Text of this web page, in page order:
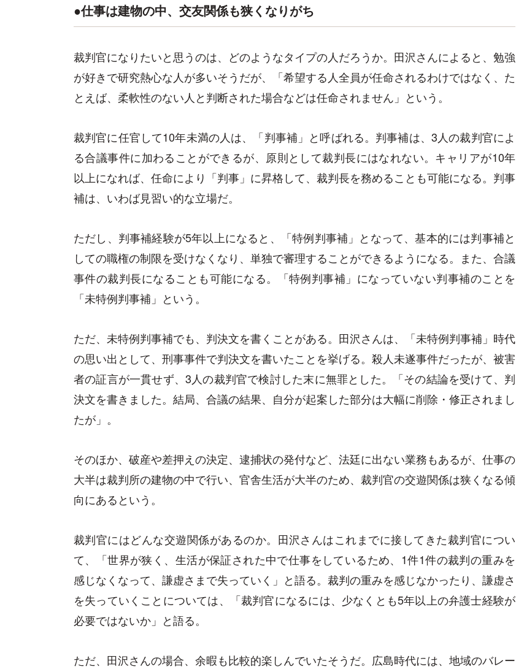
●仕事は建物の中、交友関係も狭くなりがち
裁判官になりたいと思うのは、どのようなタイプの人だろうか。田沢さんによると、勉強
が好きで研究熱心な人が多いそうだが、「希望する人全員が任命されるわけではなく、た
とえば、柔軟性のない人と判断された場合などは任命されません」という。
裁判官に任官して10年未満の人は、「判事補」と呼ばれる。判事補は、3人の裁判官によ
る合議事件に加わることができるが、原則として裁判長にはなれない。キャリアが10年
以上になれば、任命により「判事」に昇格して、裁判長を務めることも可能になる。判事
補は、いわば見習い的な立場だ。
ただし、判事補経験が5年以上になると、「特例判事補」となって、基本的には判事補と
しての職権の制限を受けなくなり、単独で審理することができるようになる。また、合議
事件の裁判長になることも可能になる。「特例判事補」になっていない判事補のことを
「未特例判事補」という。
ただ、未特例判事補でも、判決文を書くことがある。田沢さんは、「未特例判事補」時代
の思い出として、刑事事件で判決文を書いたことを挙げる。殺人未遂事件だったが、被害
者の証言が一貫せず、3人の裁判官で検討した末に無罪とした。「その結論を受けて、判
決文を書きました。結局、合議の結果、自分が起案した部分は大幅に削除・修正されまし
たが」。
そのほか、破産や差押えの決定、逮捕状の発付など、法廷に出ない業務もあるが、仕事の
大半は裁判所の建物の中で行い、官舎生活が大半のため、裁判官の交遊関係は狭くなる傾
向にあるという。
裁判官にはどんな交遊関係があるのか。田沢さんはこれまでに接してきた裁判官につい
て、「世界が狭く、生活が保証された中で仕事をしているため、1件1件の裁判の重みを
感じなくなって、謙虚さまで失っていく」と語る。裁判の重みを感じなかったり、謙虚さ
を失っていくことについては、「裁判官になるには、少なくとも5年以上の弁護士経験が
必要ではないか」と語る。
ただ、田沢さんの場合、余暇も比較的楽しんでいたそうだ。広島時代には、地域のバレー